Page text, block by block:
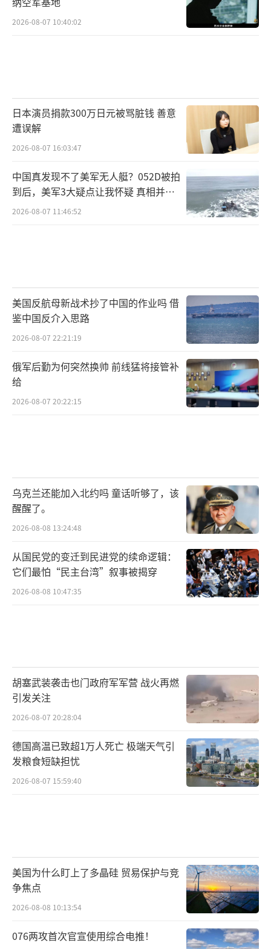
2026-08-07 10:40:02
日本演员捐款300万日元被骂脏钱 善意
遭误解
2026-08-07 16:03:47
中国真发现不了美军无人艇？052D被拍
到后，美军3大疑点让我怀疑 真相并非
如此
2026-08-07 11:46:52
美国反航母新战术抄了中国的作业吗 借
鉴中国反介入思路
2026-08-07 22:21:19
俄军后勤为何突然换帅 前线猛将接管补
给
2026-08-07 20:22:15
乌克兰还能加入北约吗 童话听够了，该
醒醒了。
2026-08-08 13:24:48
从国民党的变迁到民进党的续命逻辑：
它们最怕“民主台湾”叙事被揭穿
2026-08-08 10:47:35
胡塞武装袭击也门政府军军营 战火再燃
引发关注
2026-08-07 20:28:04
德国高温已致超1万人死亡 极端天气引
发粮食短缺担忧
2026-08-07 15:59:40
美国为什么盯上了多晶硅 贸易保护与竞
争焦点
2026-08-08 10:13:54
076两攻首次官宣使用综合电推！